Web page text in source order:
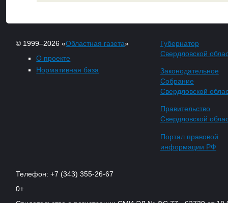
© 1999–2026 «Областная газета»
О проекте
Нормативная база
Губернатор
Свердловской
Законодательное
Собрание
Свердловской
Правительство
Свердловской
Портал правовой
информации РФ
Телефон: +7 (343) 355-26-67
0+